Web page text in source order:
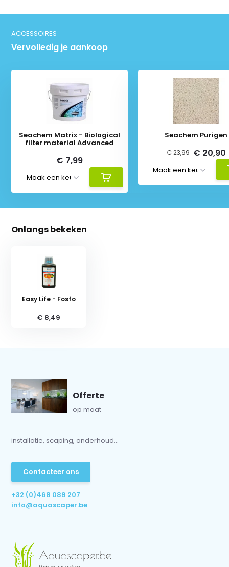
ACCESSOIRES
Vervolledig je aankoop
Seachem Matrix - Biological
filter material Advanced
€ 7,99
Seachem Purigen
€ 23,99 € 20,90
Onlangs bekeken
Easy Life - Fosfo
€ 8,49
Offerte
op maat
installatie, scaping, onderhoud...
Contacteer ons
+32 (0)468 089 207
info@aquascaper.be